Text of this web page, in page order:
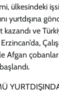
ülkesindeki
yurtdışına
kazandı ve
Afgan